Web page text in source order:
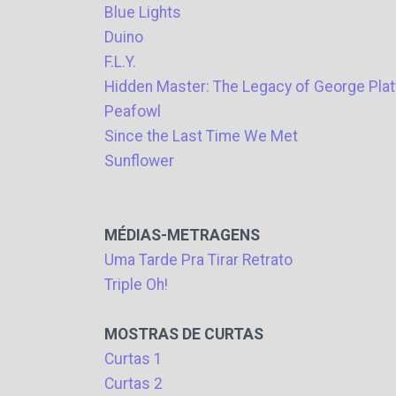
Blue Lights
Duino
F.L.Y.
Hidden Master: The Legacy of George
Peafowl
Since the Last Time We Met
Sunflower
MÉDIAS-METRAGENS
Uma Tarde Pra Tirar Retrato
Triple Oh!
MOSTRAS DE CURTAS
Curtas 1
Curtas 2